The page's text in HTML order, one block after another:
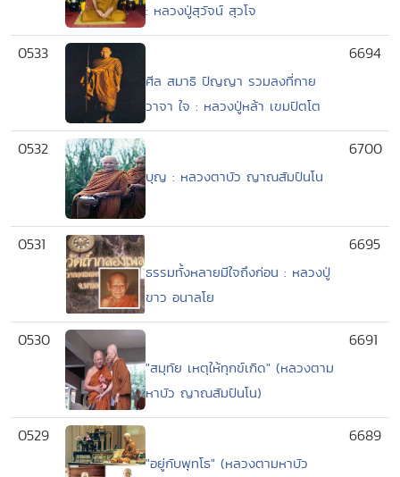
: หลวงปู่สุวัจน์ สุวโจ
0533
ศีล สมาธิ ปัญญา รวมลงที่กาย
วาจา ใจ : หลวงปู่หล้า เขมปัตโต
6694
0532
บุญ : หลวงตาบัว ญาณสัมปันโน
6700
0531
ธรรมทั้งหลายมีใจถึงก่อน : หลวงปู่
ขาว อนาลโย
6695
0530
"สมุทัย เหตุให้ทุกข์เกิด" (หลวงตาม
หาบัว ญาณสัมปันโน)
6691
0529
"อยู่กับพุทโธ" (หลวงตามหาบัว
6689